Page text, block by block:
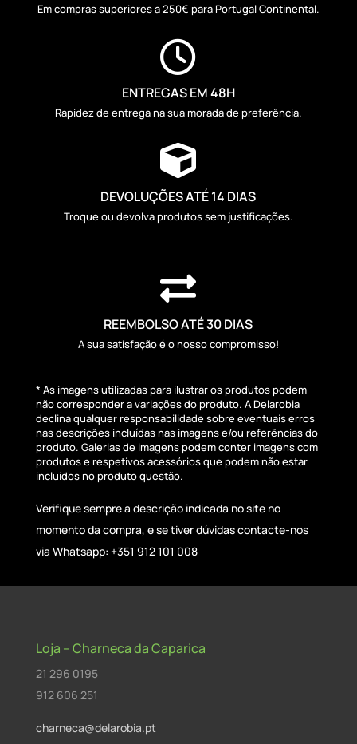
Em compras superiores a 250€ para Portugal Continental.

ENTREGAS EM 48H
Rapidez de entrega na sua morada de preferência.

DEVOLUÇÕES ATÉ 14 DIAS
Troque ou devolva produtos sem justificações.

REEMBOLSO ATÉ 30 DIAS
A sua satisfação é o nosso compromisso!
* As imagens utilizadas para ilustrar os produtos podem
não corresponder a variações do produto. A Delarobia
declina qualquer responsabilidade sobre eventuais erros
nas descrições incluídas nas imagens e/ou referências do
produto. Galerias de imagens podem conter imagens com
produtos e respetivos acessórios que podem não estar
incluídos no produto questão.
Verifique sempre a descrição indicada no site no
momento da compra, e se tiver dúvidas contacte-nos
via Whatsapp: +351 912 101 008
Loja – Charneca da Caparica
21 296 0195
912 606 251
charneca@delarobia.pt